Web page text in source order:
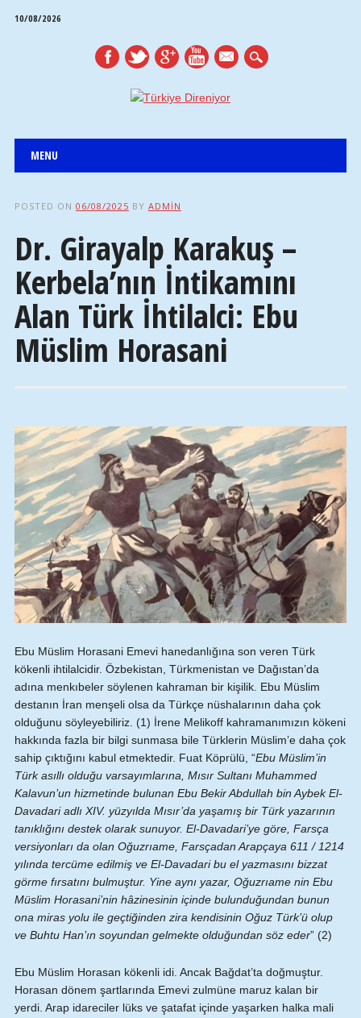
10/08/2026
mail
Main menu
MENU
POSTED ON 06/08/2025 BY ADMIN
Dr. Girayalp Karakuş –
Kerbela’nın İntikamını
Alan Türk İhtilalci: Ebu
Müslim Horasani
Ebu Müslim Horasani Emevi hanedanlığına son veren Türk
kökenli ihtilalcidir. Özbekistan, Türkmenistan ve Dağıstan’da
adına menkıbeler söylenen kahraman bir kişilik. Ebu Müslim
destanın İran menşeli olsa da Türkçe nüshalarının daha çok
olduğunu söyleyebiliriz. (1) İrene Melikoff kahramanımızın kökeni
hakkında fazla bir bilgi sunmasa bile Türklerin Müslim’e daha çok
sahip çıktığını kabul etmektedir. Fuat Köprülü, “Ebu Müslim’in
Türk asıllı olduğu varsayımlarına, Mısır Sultanı Muhammed
Kalavun’un hizmetinde bulunan Ebu Bekir Abdullah bin Aybek El-
Davadari adlı XIV. yüzyılda Mısır’da yaşamış bir Türk yazarının
tanıklığını destek olarak sunuyor. El-Davadari’ye göre, Farsça
versiyonları da olan Oğuzrıame, Farsçadan Arapçaya 611 / 1214
yılında tercüme edilmiş ve El-Davadari bu el yazmasını bizzat
görme fırsatını bulmuştur. Yine aynı yazar, Oğuzrıame nin Ebu
Müslim Horasani’nin hâzinesinin içinde bulunduğundan bunun
ona miras yolu ile geçtiğinden zira kendisinin Oğuz Türk’ü olup
ve Buhtu Han’ın soyundan gelmekte olduğundan söz eder” (2)
Ebu Müslim Horasan kökenli idi. Ancak Bağdat’ta doğmuştur.
Horasan dönem şartlarında Emevi zulmüne maruz kalan bir
yerdi. Arap idareciler lüks ve şatafat içinde yaşarken halka mali